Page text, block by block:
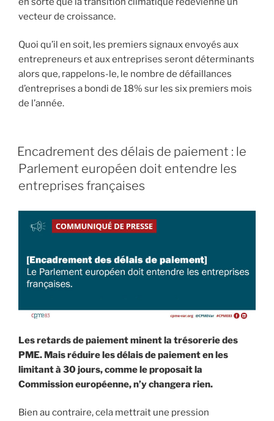
vecteur de croissance.
Quoi qu’il en soit, les premiers signaux envoyés aux
entrepreneurs et aux entreprises seront déterminants
alors que, rappelons-le, le nombre de défaillances
d’entreprises a bondi de 18% sur les six premiers mois
de l’année.
Encadrement des délais de paiement : le
Parlement européen doit entendre les
entreprises françaises
Les retards de paiement minent la trésorerie des
PME. Mais réduire les délais de paiement en les
limitant à 30 jours, comme le proposait la
Commission européenne, n’y changera rien.
Bien au contraire, cela mettrait une pression